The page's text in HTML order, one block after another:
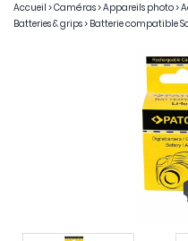
Accueil >Caméras>Appareils photo>
Batteries & grips> Batterie compatible